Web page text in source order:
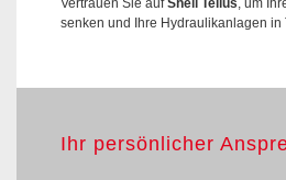
Vertrauen Sie aufShell Tellus, um
senken und Ihre Hydraulikanlagen in
Ihr persönlicher